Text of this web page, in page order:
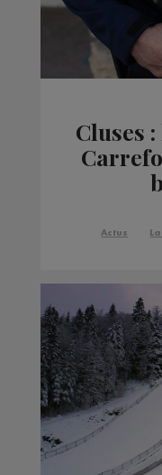
Cluses
Actus